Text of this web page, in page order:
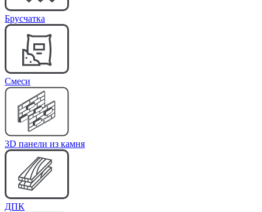
Брусчатка
Cмеси
3D панели из камня
ДПК